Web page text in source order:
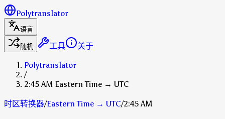
Polytranslator
语言
随机
工具
关于
Polytranslator
/
2:45 AM Eastern Time → UTC
时区转换器/Eastern Time → UTC/2:45 AM